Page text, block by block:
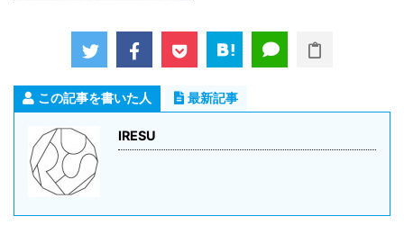
この記事を書いた人 最新記事
IRESU